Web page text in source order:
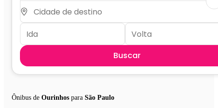
Buscar
Ônibus de Ourinhos para São Paulo